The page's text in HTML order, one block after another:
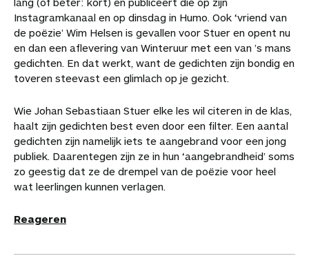
Instagramkanaal en op dinsdag in Humo. Ook ‘vriend van
de poëzie’ Wim Helsen is gevallen voor Stuer en opent nu
en dan een aflevering van Winteruur met een van ’s mans
gedichten. En dat werkt, want de gedichten zijn bondig en
toveren steevast een glimlach op je gezicht.
Wie Johan Sebastiaan Stuer elke les wil citeren in de klas,
haalt zijn gedichten best even door een filter. Een aantal
gedichten zijn namelijk iets te aangebrand voor een jong
publiek. Daarentegen zijn ze in hun ‘aangebrandheid’ soms
zo geestig dat ze de drempel van de poëzie voor heel
wat leerlingen kunnen verlagen.
Reageren